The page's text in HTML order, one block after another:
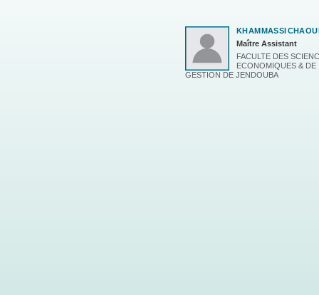
KHAMMASSI
Maître Assistant
FACULTE DES
ECONOMIQUES & DE
GESTION DE JENDOUBA